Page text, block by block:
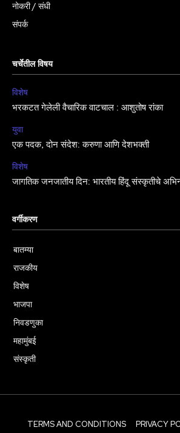
नोकरी / संधी
संपर्क
चर्चेतील विषय
विशेष
भरकटत गेलेली वैचारिक वाटचाल : आशुतोष रांका
युवा
एक पदक, दोन संदेश: करुणा आणि देशभक्ती
विशेष
जागतिक जनजातीय दिन: भारतीय हिंदू संस्कृतीचे
वर्गीकरण
बातम्या
राजकीय
विशेष
भाजपा
निवडणुका
महामुंबई
संस्कृती
TERMS AND CONDITIONS PRIVACY